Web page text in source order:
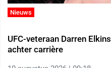
Nieuws
UFC-veteraan Darren
achter carrière